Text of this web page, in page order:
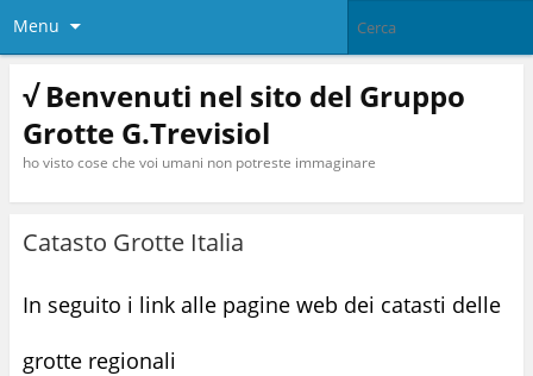
Menu
√ Benvenuti nel sito del Gruppo
Grotte G.Trevisiol
ho visto cose che voi umani non potreste immaginare
Catasto Grotte Italia
In seguito i link alle pagine web dei catasti delle
grotte regionali